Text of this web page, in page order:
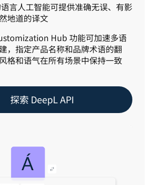
言人工智能可提供准确无误、有影
地道的译文
Hub 功能可加速多语
，指定产品名称和品牌术语的翻
格和语气在所有场景中保持一致
探索 DeepL API